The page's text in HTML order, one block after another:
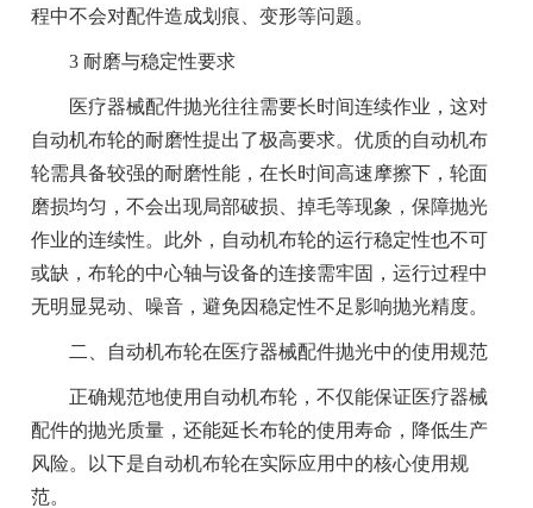
程中不会对配件造成划痕、变形等问题。
3 耐磨与稳定性要求
医疗器械配件抛光往往需要长时间连续作业，这对
自动机布轮的耐磨性提出了极高要求。优质的自动机布
轮需具备较强的耐磨性能，在长时间高速摩擦下，轮面
磨损均匀，不会出现局部破损、掉毛等现象，保障抛光
作业的连续性。此外，自动机布轮的运行稳定性也不可
或缺，布轮的中心轴与设备的连接需牢固，运行过程中
无明显晃动、噪音，避免因稳定性不足影响抛光精度。
二、自动机布轮在医疗器械配件抛光中的使用规范
正确规范地使用自动机布轮，不仅能保证医疗器械
配件的抛光质量，还能延长布轮的使用寿命，降低生产
风险。以下是自动机布轮在实际应用中的核心使用规
范。